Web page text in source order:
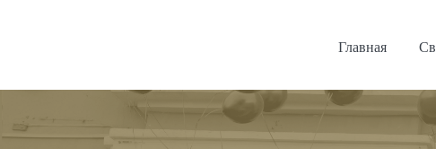
Главная